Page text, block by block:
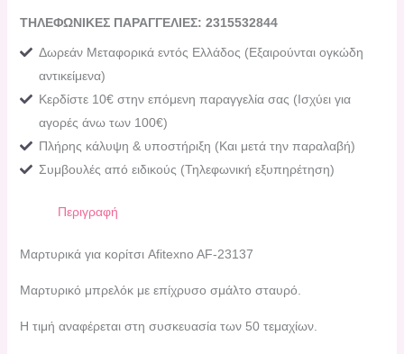
ΤΗΛΕΦΩΝΙΚΕΣ ΠΑΡΑΓΓΕΛΙΕΣ: 2315532844
Δωρεάν Μεταφορικά εντός Ελλάδος (Εξαιρούνται ογκώδη
αντικείμενα)
Κερδίστε 10€ στην επόμενη παραγγελία σας (Ισχύει για
αγορές άνω των 100€)
Πλήρης κάλυψη & υποστήριξη (Και μετά την παραλαβή)
Συμβουλές από ειδικούς (Τηλεφωνική εξυπηρέτηση)
Περιγραφή
Μαρτυρικά για κορίτσι Afitexno AF-23137
Μαρτυρικό μπρελόκ με επίχρυσο σμάλτο σταυρό.
Η τιμή αναφέρεται στη συσκευασία των 50 τεμαχίων.